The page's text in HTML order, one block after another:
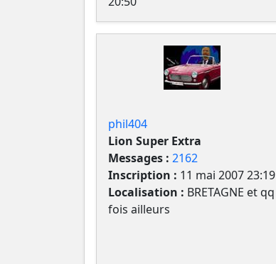
phil404
Lion Super Extra
Messages : 2162
Inscription : 11 mai 2007 23:19
Localisation : BRETAGNE et qq
fois ailleurs